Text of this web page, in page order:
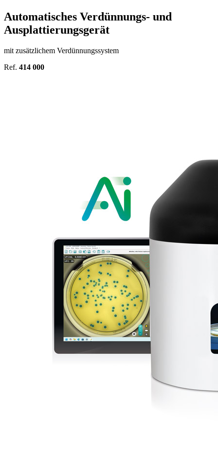
Automatisches Verdünnungs- und
Ausplattierungsgerät
mit zusätzlichem Verdünnungssystem
Ref. 414 000